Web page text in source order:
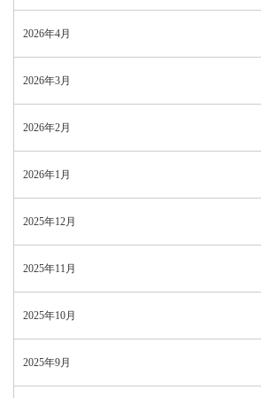
2026年4月
2026年3月
2026年2月
2026年1月
2025年12月
2025年11月
2025年10月
2025年9月